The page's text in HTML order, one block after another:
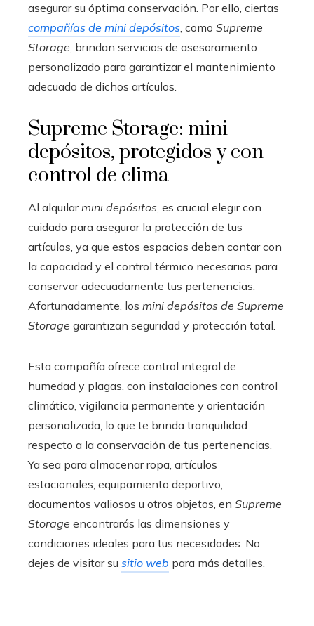
asegurar su óptima conservación. Por ello, ciertas
compañías de mini depósitos, como Supreme
Storage, brindan servicios de asesoramiento
personalizado para garantizar el mantenimiento
adecuado de dichos artículos.
Supreme Storage: mini
depósitos, protegidos y con
control de clima
Al alquilarmini depósitos, es crucial elegir con
cuidado para asegurar la protección de tus
artículos, ya que estos espacios deben contar con
la capacidad y el control térmico necesarios para
conservar adecuadamente tus pertenencias.
Afortunadamente, los mini depósitos de Supreme
Storage garantizan seguridad y protección total.
Esta compañía ofrece control integral de
humedad y plagas, con instalaciones con control
climático, vigilancia permanente y orientación
personalizada, lo que te brinda tranquilidad
respecto a la conservación de tus pertenencias.
Ya sea para almacenar ropa, artículos
estacionales, equipamiento deportivo,
documentos valiosos u otros objetos, en Supreme
Storage encontrarás las dimensiones y
condiciones ideales para tus necesidades. No
dejes de visitar su sitio web para más detalles.